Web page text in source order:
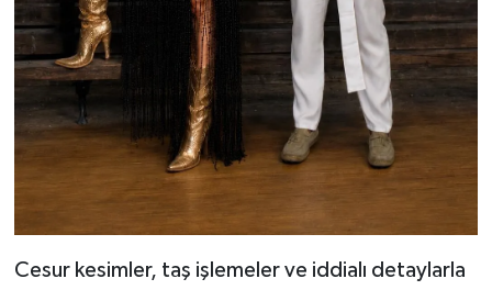
Cesur kesimler, taş işlemeler ve iddialı detaylarla